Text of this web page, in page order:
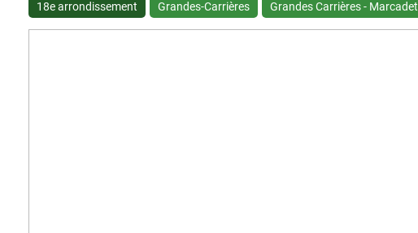
18e arrondissement Grandes-Carrières Grandes Carrières - Marcadet